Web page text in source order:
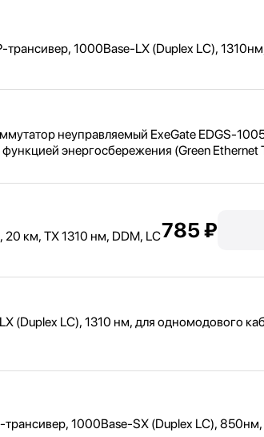
трансивер, 1000Base-LX (Duplex LC),
неуправляемый ExeGate EDGS-
энергосбережения (Green Ethernet
20 км, TX 1310 нм, DDM, LC785 ₽
(Duplex LC), 1310 нм, для одномодового
трансивер, 1000Base-SX (Duplex LC),